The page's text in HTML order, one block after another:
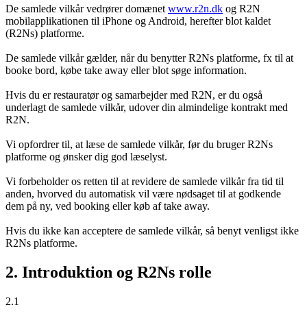
De samlede vilkår vedrører domænet www.r2n.dk og R2N
mobilapplikationen til iPhone og Android, herefter blot kaldet
(R2Ns) platforme.
De samlede vilkår gælder, når du benytter R2Ns platforme, fx til at
booke bord, købe take away eller blot søge information.
Hvis du er restauratør og samarbejder med R2N, er du også
underlagt de samlede vilkår, udover din almindelige kontrakt med
R2N.
Vi opfordrer til, at læse de samlede vilkår, før du bruger R2Ns
platforme og ønsker dig god læselyst.
Vi forbeholder os retten til at revidere de samlede vilkår fra tid til
anden, hvorved du automatisk vil være nødsaget til at godkende
dem på ny, ved booking eller køb af take away.
Hvis du ikke kan acceptere de samlede vilkår, så benyt venligst ikke
R2Ns platforme.
2. Introduktion og R2Ns rolle
2.1